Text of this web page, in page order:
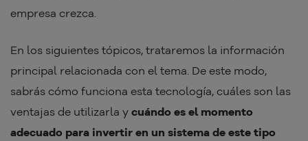
empresa crezca.
En los siguientes tópicos, trataremos la información
principal relacionada con el tema. De este modo,
sabrás cómo funciona esta tecnología, cuáles son las
ventajas de utilizarla y cuándo es el momento
adecuado para invertir en un sistema de este tipo